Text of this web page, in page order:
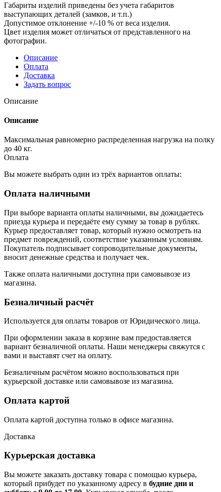
Габариты изделий приведены без учета габаритов
выступающих деталей (замков, и т.п.)
Допустимое отклонение +/-10 % от веса изделия.
Цвет изделия может отличаться от представленного на
фотографии.
Описание
Оплата
Доставка
Задать вопрос
Описание
Описание
Максимальная равномерно распределенная нагрузка на полку
до 40 кг.
Оплата
Вы можете выбрать один из трёх вариантов оплаты:
Оплата наличными
При выборе варианта оплаты наличными, вы дожидаетесь
приезда курьера и передаёте ему сумму за товар в рублях.
Курьер предоставляет товар, который нужно осмотреть на
предмет повреждений, соответствие указанным условиям.
Покупатель подписывает сопроводительные документы,
вносит денежные средства и получает чек.
Также оплата наличными доступна при самовывозе из
магазина.
Безналичный расчёт
Используется для оплаты товаров от Юридического лица.
При оформлении заказа в корзине вам предоставляется
вариант безналичной оплаты. Наши менеджеры свяжутся с
вами и выставят счет на оплату.
Безналичным расчётом можно воспользоваться при
курьерской доставке или самовывозе из магазина.
Оплата картой
Оплата картой доступна только в офисе магазина.
Доставка
Курьерская доставка
Вы можете заказать доставку товара с помощью курьера,
который прибудет по указанному адресу в будние дни и